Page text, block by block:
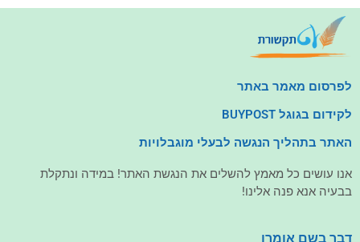
לפרסום מאמר באתר
לקידום בגוגל BUYPOST
האתר בתהליך הנגשה לבעלי מוגבלויות
אנו עושים כל מאמץ להשלים את הנגשת האתר! במידה ונתקלת
בבעיה אנא פנה אלינו!
דבר בשם אומרו